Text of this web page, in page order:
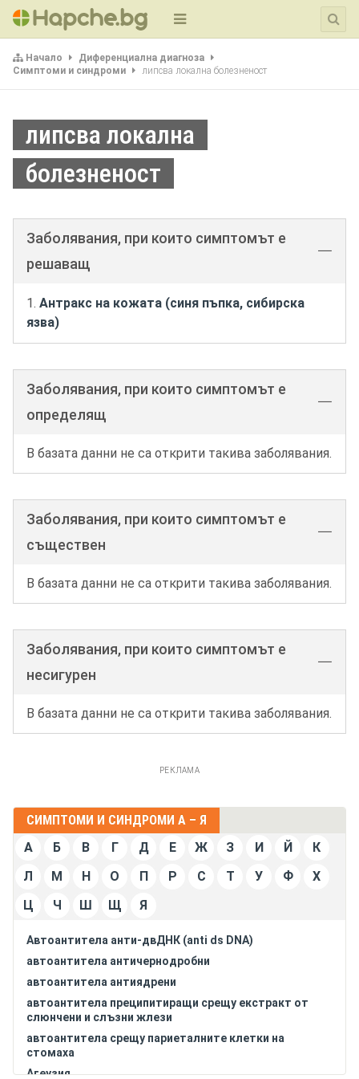
Начало
Диференциална диагноза
Симптоми и синдроми
липсва локална болезненост
липсва локална
болезненост
Заболявания, при които симптомът е
решаващ
Антракс на кожата (синя пъпка, сибирска
язва)
Заболявания, при които симптомът е
определящ
В базата данни не са открити такива заболявания.
Заболявания, при които симптомът е
съществен
В базата данни не са открити такива заболявания.
Заболявания, при които симптомът е
несигурен
В базата данни не са открити такива заболявания.
РЕКЛАМА
СИМПТОМИ И СИНДРОМИ А – Я
А
Б В Г Д Е Ж З И Й
К
Л
М Н О П Р С Т У Ф
Х
Ц
Ч Ш Щ Я
Автоантитела анти-двДНК (anti ds DNA)
автоантитела античернодробни
автоантитела антиядрени
автоантитела преципитиращи срещу екстракт от
слюнчени и слъзни жлези
автоантитела срещу париеталните клетки на
стомаха
Агеузия